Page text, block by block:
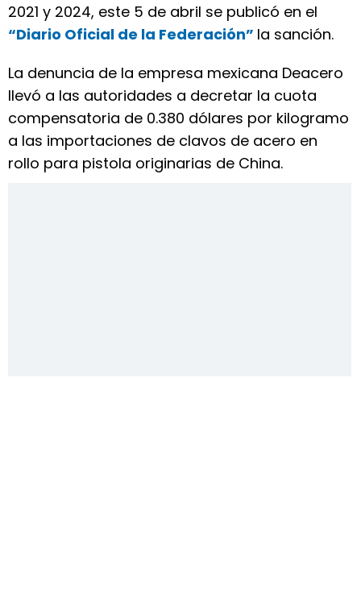
2021 y 2024, este 5 de abril se publicó en el
“Diario Oficial de la Federación” la sanción.
La denuncia de la empresa mexicana Deacero
llevó a las autoridades a decretar la cuota
compensatoria de 0.380 dólares por kilogramo
a las importaciones de clavos de acero en
rollo para pistola originarias de China.